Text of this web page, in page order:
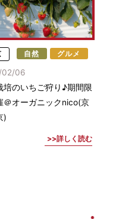
自然 グルメ
02/06
培のいちご狩り♪期間限
＠オーガニックnico(京
)
詳しく読む